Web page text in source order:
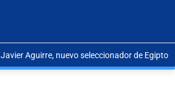
Javier Aguirre, nuevo seleccionador de Egipto